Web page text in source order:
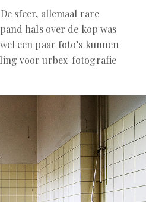
sfeer, allemaal rare
hals over de kop was
een paar foto’s kunnen
voor urbex-fotografie